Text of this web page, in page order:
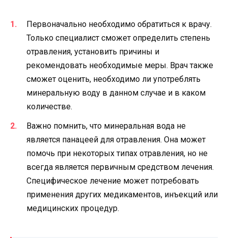
Первоначально необходимо обратиться к врачу.
Только специалист сможет определить степень
отравления, установить причины и
рекомендовать необходимые меры. Врач также
сможет оценить, необходимо ли употреблять
минеральную воду в данном случае и в каком
количестве.
Важно помнить, что минеральная вода не
является панацеей для отравления. Она может
помочь при некоторых типах отравления, но не
всегда является первичным средством лечения.
Специфическое лечение может потребовать
применения других медикаментов, инъекций или
медицинских процедур.